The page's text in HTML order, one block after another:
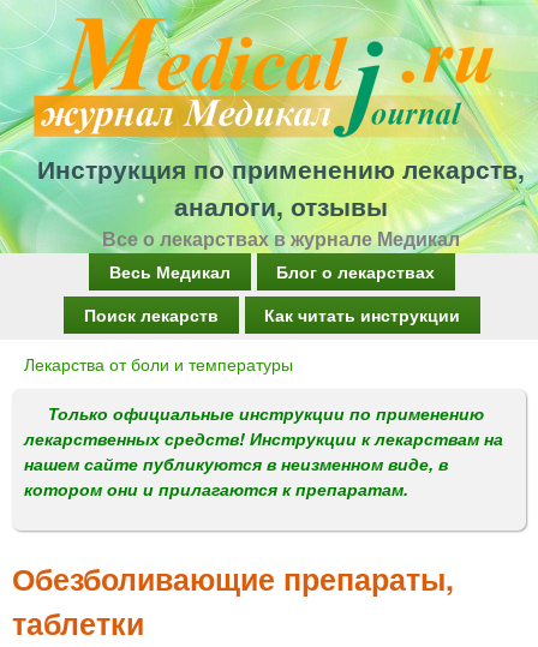
Перейти
к
основному
содержанию
Инструкция по применению лекарств,
аналоги, отзывы
Все о лекарствах в журнале Медикал
о
е
м
е
н
Весь Медикал
Блог о лекарствах
Поиск лекарств
Как читать инструкции
Вы
здесь
Лекарства от боли и температуры
Только официальные инструкции по применению
лекарственных средств! Инструкции к лекарствам на
нашем сайте публикуются в неизменном виде, в
котором они и прилагаются к препаратам.
Обезболивающие препараты,
таблетки